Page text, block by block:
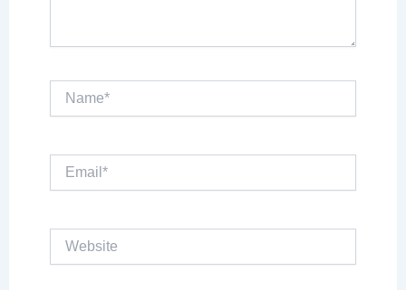
Name*
Email*
Website